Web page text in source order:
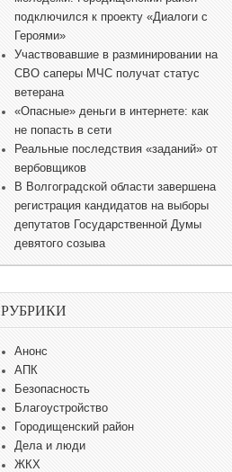
подключился к проекту «Диалоги с
Героями»
Участвовавшие в разминировании на
СВО саперы МЧС получат статус
ветерана
«Опасные» деньги в интернете: как
не попасть в сети
Реальные последствия «заданий» от
вербовщиков
В Волгоградской области завершена
регистрация кандидатов на выборы
депутатов Государственной Думы
девятого созыва
РУБРИКИ
Анонс
АПК
Безопасность
Благоустройство
Городищенский район
Дела и люди
ЖКХ